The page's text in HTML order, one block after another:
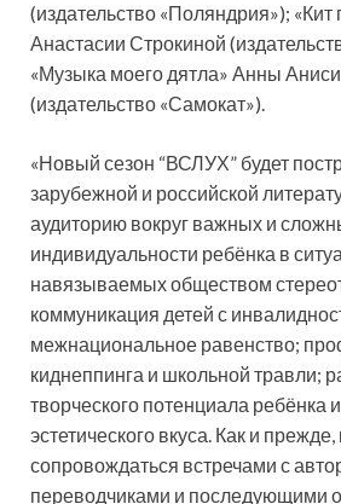
(издательство «Поляндрия»);
Анастасии Строкиной
«Музыка моего дятла» Анны
(издательство «Самокат»).
«Новый сезон “ВСЛУХ” будет
зарубежной и российской
аудиторию вокруг важных и
индивидуальности ребёнка в
навязываемых обществом
коммуникация детей с
межнациональное равенство;
киднеппинга и школьной травли;
творческого потенциала
эстетического вкуса. Как и
сопровождаться встречами с
переводчиками и последующими